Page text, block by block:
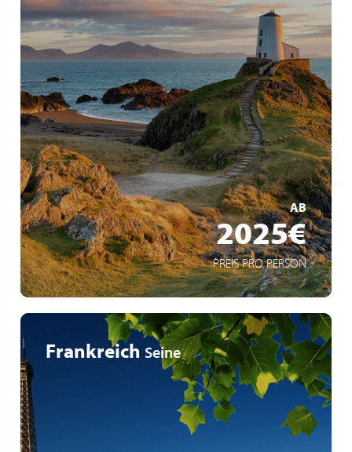
AB
2025€
PREIS PRO PERSON
Forfait boissons plus inclus
Bateau à taille humaine
Joyaux des îles Britanniques
MEHR ERFAHREN
Frankreich Seine